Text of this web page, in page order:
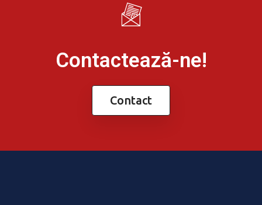
Contactează-ne!
Contact